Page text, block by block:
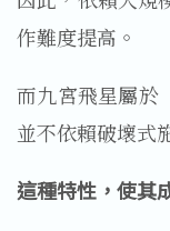
作難度提高。
而九宮飛星屬於
並不依賴破壞式
這種特性，使其